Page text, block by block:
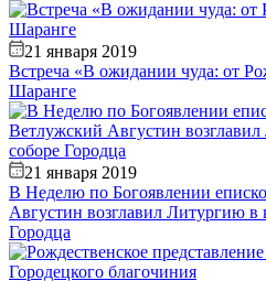
21 января 2019
Встреча «В ожидании чуда: от
Шаранге
21 января 2019
В Неделю по Богоявлении
Августин возглавил Литургию в
Городца